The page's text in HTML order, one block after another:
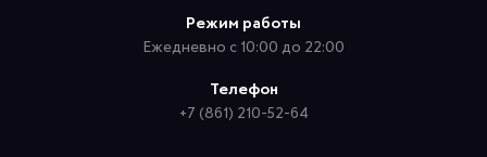
Режим работы
Ежедневно с 10:00 до 22:00
Телефон
+7 (861) 210-52-64